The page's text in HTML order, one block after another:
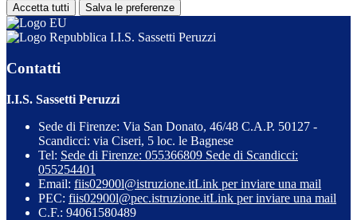
Accetta tutti Salva le preferenze
I.I.S. Sassetti Peruzzi
Contatti
I.I.S. Sassetti Peruzzi
Sede di Firenze: Via San Donato, 46/48 C.A.P. 50127 -
Scandicci: via Ciseri, 5 loc. le Bagnese
Tel: Sede di Firenze: 055366809 Sede di Scandicci:
055254401
Email: fiis02900l@istruzione.itLink per inviare una mail
PEC: fiis02900l@pec.istruzione.itLink per inviare una mail
C.F.: 94061580489